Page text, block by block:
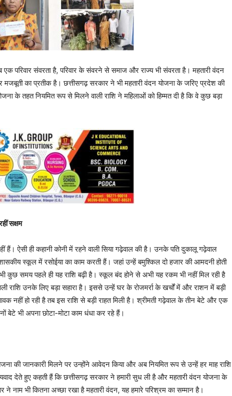
परिवार संवरता है, परिवार के संवरने से समाज और राज्य भी संवरता है। महतारी वंदन
का प्रतीक है। छत्तीसगढ़ सरकार ने भी महतारी वंदन योजना के जरिए प्रदेश की
के तहत नियमित रूप से मिलने वाली राशि ने महिलाओं को हिम्मत दी है कि वे कुछ बड़ा
सक्षम
हैं। ऐसी ही कहानी कोनी में रहने वाली सिया गढ़ेवाल की है। उनके पति दुकालू गढ़ेवाल
स्कूल में रसोईया का काम करती हैं। जहां उन्हें बमुश्किल दो हजार की आमदनी होती
समय पहले ही यह राशि बढ़ी है। स्कूल बंद होने से अभी यह रकम भी नहीं मिल रही है
राशि उनके लिए बड़ा सहारा है। इससे उन्हें घर के रोजमर्रा के खर्चों में और राशन में बड़ी
नहीं हो रही है तब इस राशि से बड़ी राहत मिली है। श्रीमती गढ़ेवाल के तीन बेटे और एक
बेटे भी अपना छोटा-मोटा काम धंधा कर रहे हैं।
की जानकारी मिलने पर उन्होंने आवेदन किया और अब नियमित रूप से उन्हें हर माह राशि
देते हुए कहती हैं कि छत्तीसगढ़ सरकार ने हमारी सुध ली है और महतारी वंदन योजना के
ने नाम भी कितना अच्छा रखा है महतारी वंदन, यह हमारे परिश्रम का सम्मान है।